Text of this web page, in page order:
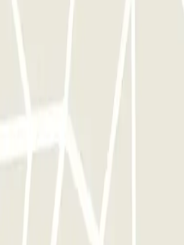
y salir una única vez al